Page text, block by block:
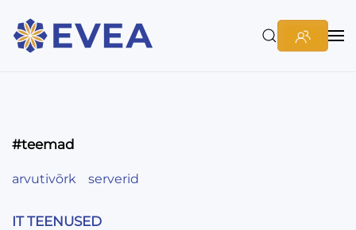
#teemad
arvutivõrk serverid
IT TEENUSED